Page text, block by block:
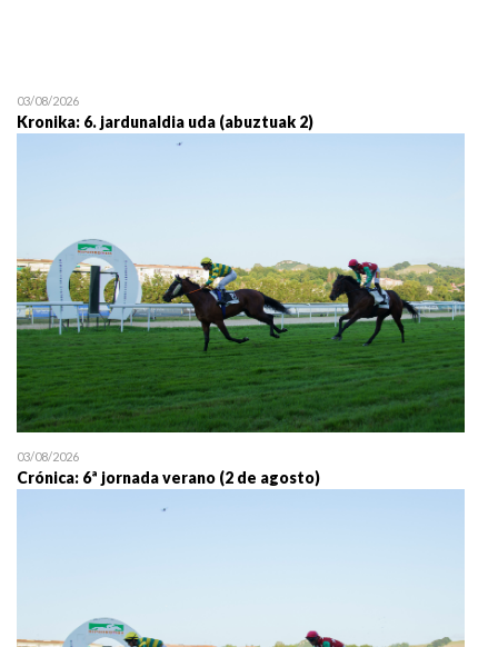
19/07 11:30
03/08/2026
Kronika: 6. jardunaldia uda (abuztuak 2)
03/08/2026
Crónica: 6ª jornada verano (2 de agosto)